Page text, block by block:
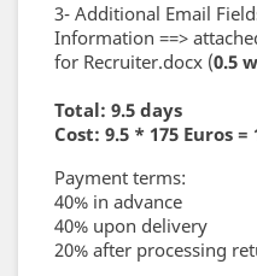
3- Additional Email
Information ==>
for Recruiter.docx (0.5
Total: 9.5 days
Cost: 9.5 * 175 Euros =
Payment terms:
40% in advance
40% upon delivery
20% after processing